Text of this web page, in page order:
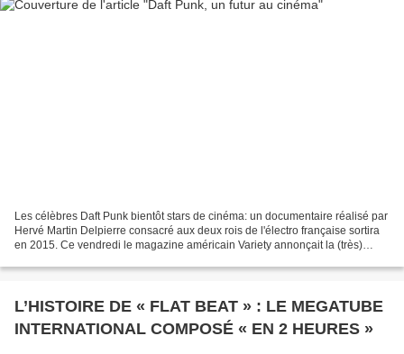
Les célèbres Daft Punk bientôt stars de cinéma: un documentaire réalisé par
Hervé Martin Delpierre consacré aux deux rois de l'électro française sortira
en 2015. Ce vendredi le magazine américain Variety annonçait la (très)
L’HISTOIRE DE « FLAT BEAT » : LE MEGATUBE
INTERNATIONAL COMPOSÉ « EN 2 HEURES »